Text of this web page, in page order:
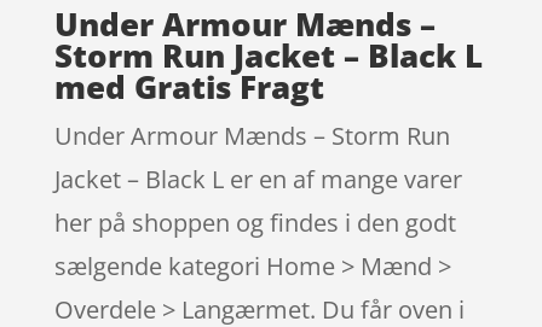
Under Armour Mænds –
Storm Run Jacket – Black L
med Gratis Fragt
Under Armour Mænds – Storm Run
Jacket – Black L er en af mange varer
her på shoppen og findes i den godt
sælgende kategori Home > Mænd >
Overdele > Langærmet. Du får oven i